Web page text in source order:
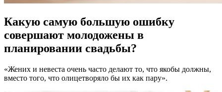
Какую самую большую ошибку
совершают молодожены в
планировании свадьбы?
«Жених и невеста очень часто делают то, что якобы должны,
вместо того, что олицетворяло бы их как пару».